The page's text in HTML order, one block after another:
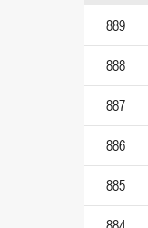
889
888
887
886
885